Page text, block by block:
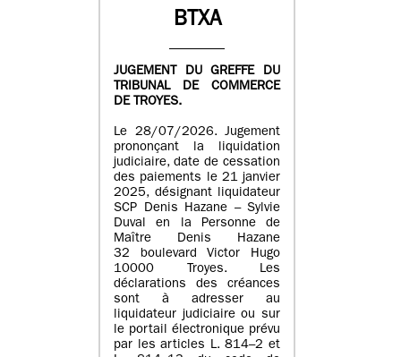
BTXA
JUGEMENT DU GREFFE DU
TRIBUNAL DE COMMERCE
DE TROYES.
Le 28/07/2026. Jugement
prononçant la liquidation
judiciaire, date de cessation
des paiements le 21 janvier
2025, désignant liquidateur
SCP Denis Hazane – Sylvie
Duval en la Personne de
Maître Denis Hazane
32 boulevard Victor Hugo
10000 Troyes. Les
déclarations des créances
sont à adresser au
liquidateur judiciaire ou sur
le portail électronique prévu
par les articles L. 814–2 et